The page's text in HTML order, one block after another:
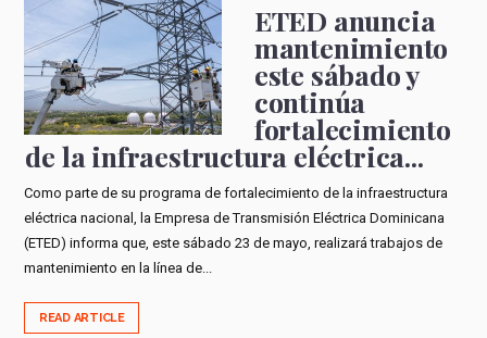
ETED anuncia
mantenimiento
este sábado y
continúa
fortalecimiento
de la infraestructura eléctrica...
Como parte de su programa de fortalecimiento de la infraestructura
eléctrica nacional, la Empresa de Transmisión Eléctrica Dominicana
(ETED) informa que, este sábado 23 de mayo, realizará trabajos de
mantenimiento en la línea de...
READ ARTICLE